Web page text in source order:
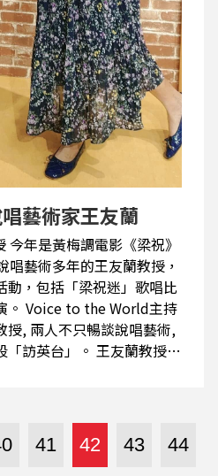
藝術家王友蘭
藝術多年的王友蘭教授，
動，包括「梁祝迷」歌唱比
持
授, 兩人不只暢談說唱藝術,
」。 王友蘭教授曾
得主 / 四座廣播金鐘得主 /
得主 / 全球中華文化藝術薪
41 42 43 44